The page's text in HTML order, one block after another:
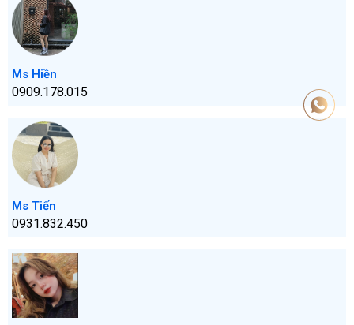
Ms Hiền
0909.178.015
Ms Tiến
0931.832.450